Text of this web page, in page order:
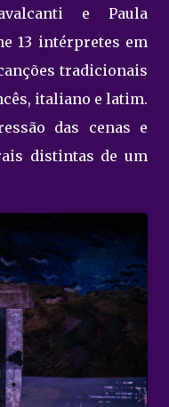
e Paula
13 intérpretes em
tradicionais
italiano e latim.
das cenas e
distintas de um